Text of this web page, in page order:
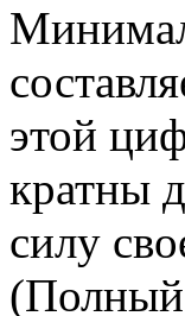
этой
кратны
силу
(Полный